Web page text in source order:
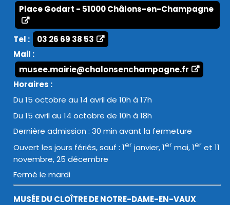
Place Godart - 51000 Châlons-en-Champagne
Tel :
03 26 69 38 53
Mail :
musee.mairie@chalonsenchampagne.fr
Horaires :
Du 15 octobre au 14 avril de 10h à 17h
Du 15 avril au 14 octobre de 10h à 18h
Dernière admission : 30 min avant la fermeture
Ouvert les jours fériés, sauf : 1er janvier, 1er mai, 1er et 11
novembre, 25 décembre
Fermé le mardi
MUSÉE DU CLOÎTRE DE NOTRE-DAME-EN-VAUX